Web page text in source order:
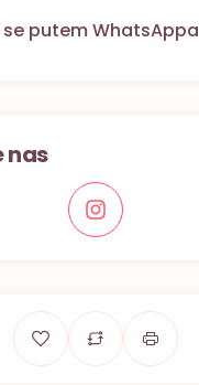
putem WhatsAppa
nas